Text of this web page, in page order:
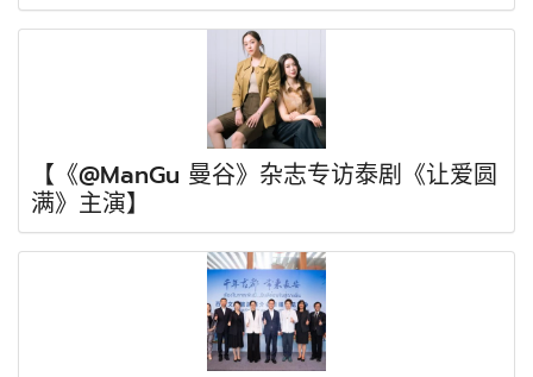
【《@ManGu 曼谷》杂志专访泰剧《让爱圆
满》主演】